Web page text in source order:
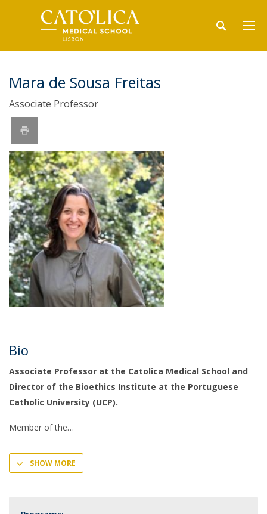
Mara de Sousa Freitas
Associate Professor
Bio
Associate Professor at the Catolica Medical School and
Director of the Bioethics Institute at the Portuguese
Catholic University (UCP).
Member of the
SHOW MORE